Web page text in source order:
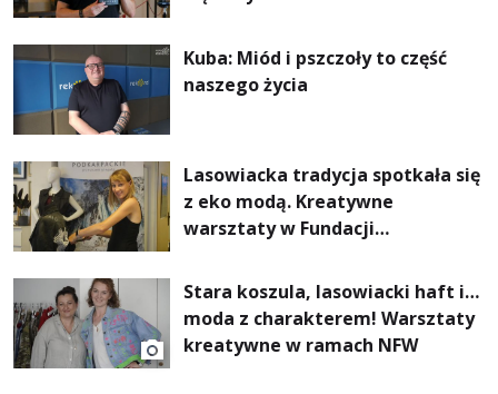
Kuba: Miód i pszczoły to część
naszego życia
Lasowiacka tradycja spotkała się
z eko modą. Kreatywne
warsztaty w Fundacji
Stara koszula, lasowiacki haft i…
moda z charakterem! Warsztaty
kreatywne w ramach NFW